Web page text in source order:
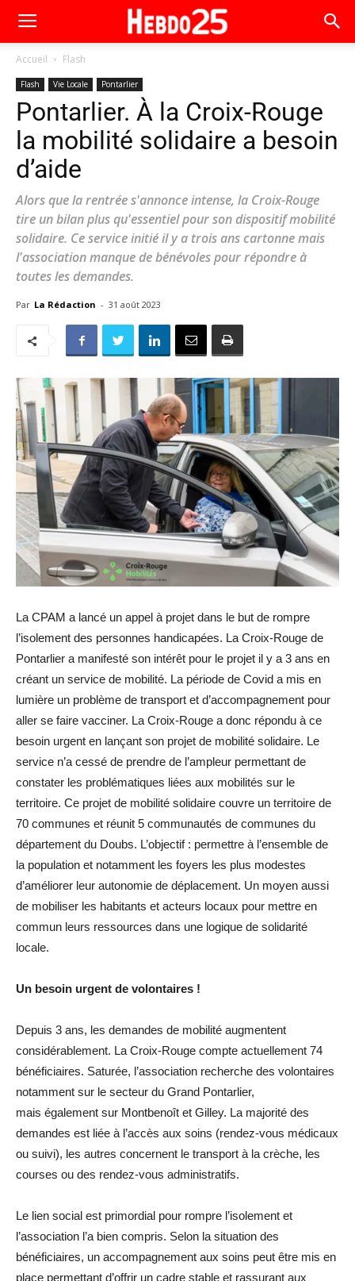
Accueil Flash
Flash Vie Locale Pontarlier
Pontarlier. À la Croix-Rouge
la mobilité solidaire a besoin
d’aide
Alors que la rentrée s'annonce intense, la Croix-Rouge
tire un bilan plus qu'essentiel pour son dispositif mobilité
solidaire. Ce service initié il y a trois ans cartonne mais
l'association manque de bénévoles pour répondre à
toutes les demandes.
Par La Rédaction - 31 août 2023
La CPAM a lancé un appel à projet dans le but de rompre
l’isolement des personnes handicapées. La Croix-Rouge de
Pontarlier a manifesté son intérêt pour le projet il y a 3 ans en
créant un service de mobilité. La période de Covid a mis en
lumière un problème de transport et d’accompagnement pour
aller se faire vacciner. La Croix-Rouge a donc répondu à ce
besoin urgent en lançant son projet de mobilité solidaire. Le
service n’a cessé de prendre de l’ampleur permettant de
constater les problématiques liées aux mobilités sur le
territoire. Ce projet de mobilité solidaire couvre un territoire de
70 communes et réunit 5 communautés de communes du
département du Doubs. L’objectif : permettre à l’ensemble de
la population et notamment les foyers les plus modestes
d’améliorer leur autonomie de déplacement. Un moyen aussi
de mobiliser les habitants et acteurs locaux pour mettre en
commun leurs ressources dans une logique de solidarité
locale.
Un besoin urgent de volontaires !
Depuis 3 ans, les demandes de mobilité augmentent
considérablement. La Croix-Rouge compte actuellement 74
bénéficiaires. Saturée, l’association recherche des volontaires
notamment sur le secteur du Grand Pontarlier,
mais également sur Montbenoît et Gilley. La majorité des
demandes est liée à l’accès aux soins (rendez-vous médicaux
ou suivi), les autres concernent le transport à la crèche, les
courses ou des rendez-vous administratifs.
Le lien social est primordial pour rompre l’isolement et
l’association l’a bien compris. Selon la situation des
bénéficiaires, un accompagnement aux soins peut être mis en
place permettant d’offrir un cadre stable et rassurant aux